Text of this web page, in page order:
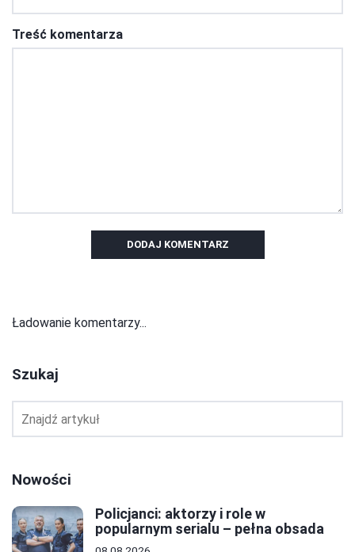
Treść komentarza
DODAJ KOMENTARZ
Ładowanie komentarzy...
Szukaj
Nowości
Policjanci: aktorzy i role w
popularnym serialu – pełna obsada